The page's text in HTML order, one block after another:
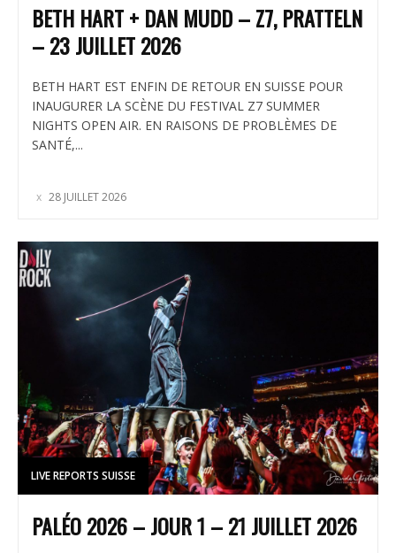
BETH HART + DAN MUDD – Z7, PRATTELN
– 23 JUILLET 2026
BETH HART EST ENFIN DE RETOUR EN SUISSE POUR
INAUGURER LA SCÈNE DU FESTIVAL Z7 SUMMER
NIGHTS OPEN AIR. EN RAISONS DE PROBLÈMES DE
SANTÉ,...
28 JUILLET 2026
LIVE REPORTS SUISSE
PALÉO 2026 – JOUR 1 – 21 JUILLET 2026